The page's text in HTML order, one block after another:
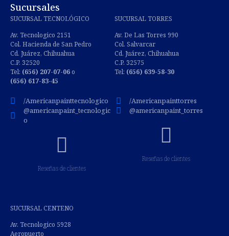
Sucursales
SUCURSAL TECNOLÓGICO
Av. Tecnologico 2151
Col. Hacienda de San Pedro
Cd. Juárez, Chihuahua
C.P. 32520
Tel: (656) 207-07-06o
(656) 617-83-45
/Americanpainttecnologico
@americanpaint_tecnologic
o
Reseñas de clientes
SUCURSAL TORRES
Av. De Las Torres 990
Col. Salvarcar
Cd. Juárez, Chihuahua
C.P. 32575
Tel: (656) 639-58-30
/Americanpainttorres
@americanpaint_torres
Reseñas de clientes
SUCURSAL CENTENO
Av. Tecnologico 5928
Aeropuerto